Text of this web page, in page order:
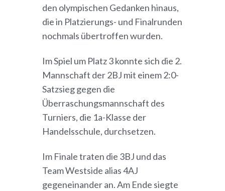
den olympischen Gedanken hinaus,
die in Platzierungs- und Finalrunden
nochmals übertroffen wurden.
Im Spiel um Platz 3 konnte sich die 2.
Mannschaft der 2BJ mit einem 2:0-
Satzsieg gegen die
Überraschungsmannschaft des
Turniers, die 1a-Klasse der
Handelsschule, durchsetzen.
Im Finale traten die 3BJ und das
Team Westside alias 4AJ
gegeneinander an. Am Ende siegte